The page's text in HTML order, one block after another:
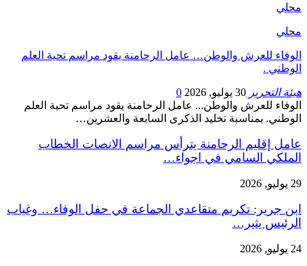
محلي
محلي
الوفاء للعرش والوطن… عامل الرحامنة يقود مراسم تحية العلم
الوطني .
هيئة التحرير 30 يوليو, 2026
0
الوفاء للعرش والوطن... عامل الرحامنة يقود مراسم تحية العلم
الوطني. بمناسبة تخليد الذكرى السابعة والعشرين…
عامل إقليم الرحامنة يترأس مراسم الانصات الخطاب
الملكي السامي في اجواء…
29 يوليو, 2026
ابن جرير: تكريم متقاعدي الجماعة في حفل الوفاء… وغياب
الرئيس يثير…
24 يوليو, 2026